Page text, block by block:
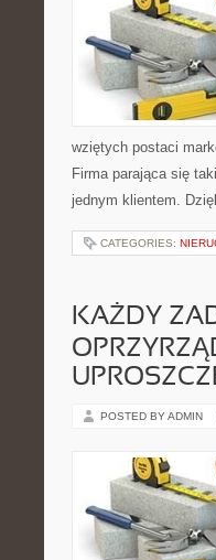
wziętych postaci
Firma parająca się
jednym klientem.
CATEGORIES:
KAŻDY
POSTED BY ADMIN